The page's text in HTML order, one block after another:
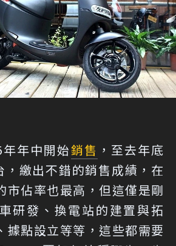
年中開始銷售 ，至去年底
，繳出不錯的銷售成績，在
市佔率也最高，但這僅是剛
研發、換電站的建置與拓
據點設立等等，這些都需要